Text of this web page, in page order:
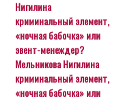
Мельникова Нигилина
криминальный элемент,
«ночная бабочка» или